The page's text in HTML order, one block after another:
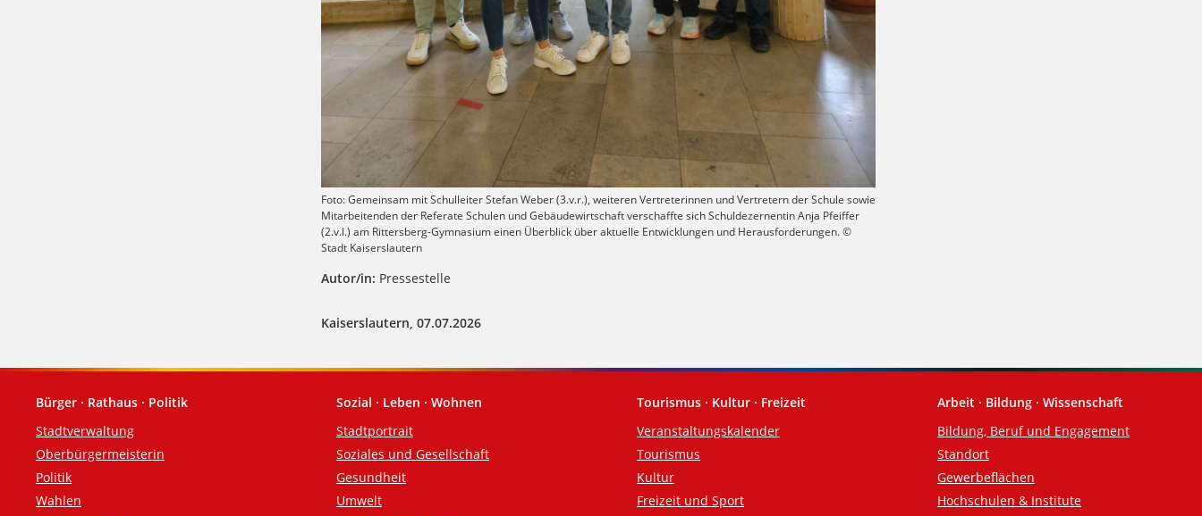
Foto: Gemeinsam mit Schulleiter Stefan Weber (3.v.r.), weiteren Vertreterinnen und Vertretern der Schule sowie
Mitarbeitenden der Referate Schulen und Gebäudewirtschaft verschaffte sich Schuldezernentin Anja Pfeiffer
(2.v.l.) am Rittersberg-Gymnasium einen Überblick über aktuelle Entwicklungen und Herausforderungen. ©
Stadt Kaiserslautern
Autor/in: Pressestelle
Kaiserslautern, 07.07.2026
Fußzeile
Bürger · Rathaus · Politik
Stadtverwaltung
Oberbürgermeisterin
Politik
Wahlen
Sozial · Leben · Wohnen
Stadtportrait
Soziales und Gesellschaft
Gesundheit
Umwelt
Tourismus · Kultur · Freizeit
Veranstaltungskalender
Tourismus
Kultur
Freizeit und Sport
Arbeit · Bildung · Wissenschaft
Bildung, Beruf und Engagement
Standort
Gewerbeflächen
Hochschulen & Institute